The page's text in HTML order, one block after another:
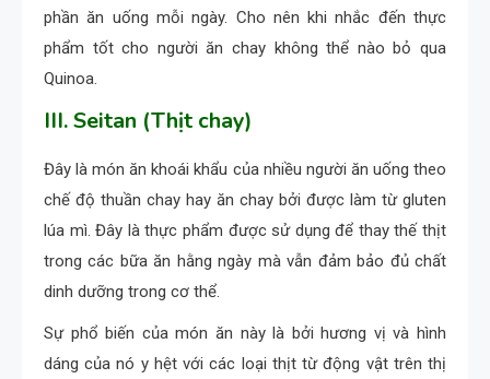
phần ăn uống mỗi ngày. Cho nên khi nhắc đến thực
phẩm tốt cho người ăn chay không thể nào bỏ qua
Quinoa.
III. Seitan (Thịt chay)
Đây là món ăn khoái khẩu của nhiều người ăn uống theo
chế độ thuần chay hay ăn chay bởi được làm từ gluten
lúa mì. Đây là thực phẩm được sử dụng để thay thế thịt
trong các bữa ăn hằng ngày mà vẫn đảm bảo đủ chất
dinh dưỡng trong cơ thể.
Sự phổ biến của món ăn này là bởi hương vị và hình
dáng của nó y hệt với các loại thịt từ động vật trên thị